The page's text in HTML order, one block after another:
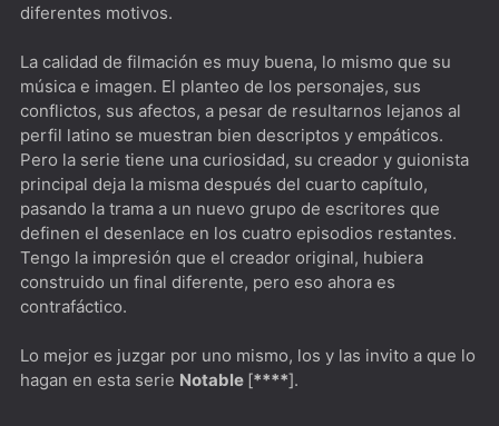
diferentes motivos.
La calidad de filmación es muy buena, lo mismo que su
música e imagen. El planteo de los personajes, sus
conflictos, sus afectos, a pesar de resultarnos lejanos al
perfil latino se muestran bien descriptos y empáticos.
Pero la serie tiene una curiosidad, su creador y guionista
principal deja la misma después del cuarto capítulo,
pasando la trama a un nuevo grupo de escritores que
definen el desenlace en los cuatro episodios restantes.
Tengo la impresión que el creador original, hubiera
construido un final diferente, pero eso ahora es
contrafáctico.
Lo mejor es juzgar por uno mismo, los y las invito a que lo
hagan en esta serie Notable [****].